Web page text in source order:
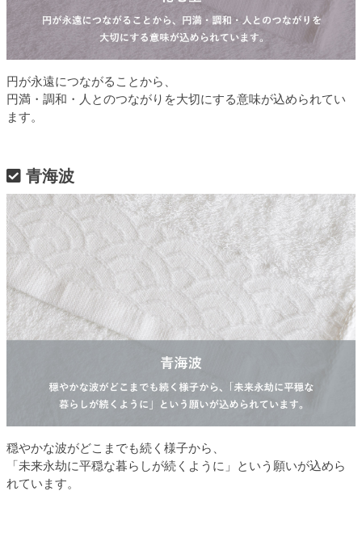
円が永遠につながることから、
円満・調和・人とのつながりを大切にする意味が込められてい
ます。
青海波
穏やかな波がどこまでも続く様子から、
「未来永劫に平穏な暮らしが続くように」という願いが込めら
れています。